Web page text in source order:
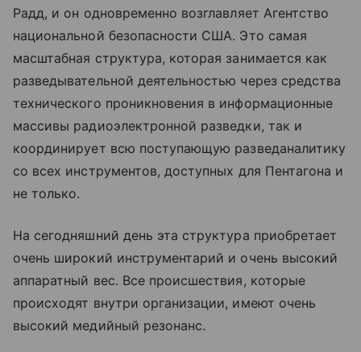
Радд, и он одновременно возглавляет Агентство
национальной безопасности США. Это самая
масштабная структура, которая занимается как
разведывательной деятельностью через средства
технического проникновения в информационные
массивы радиоэлектронной разведки, так и
координирует всю поступающую разведаналитику
со всех инструментов, доступных для Пентагона и
не только.
На сегодняшний день эта структура приобретает
очень широкий инструментарий и очень высокий
аппаратный вес. Все происшествия, которые
происходят внутри организации, имеют очень
высокий медийный резонанс.